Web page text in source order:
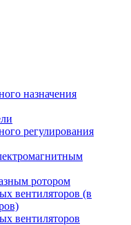
назначения
регулирования
ротором
вентиляторов (в
вентиляторов